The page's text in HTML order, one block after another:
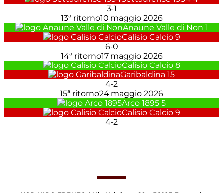
3-1
13ª ritorno10 maggio 2026
Anaune Valle di Non 1
Calisio Calcio 9
6-0
14ª ritorno17 maggio 2026
Calisio Calcio 8
Garibaldina 15
4-2
15ª ritorno24 maggio 2026
Arco 1895 5
Calisio Calcio 9
4-2